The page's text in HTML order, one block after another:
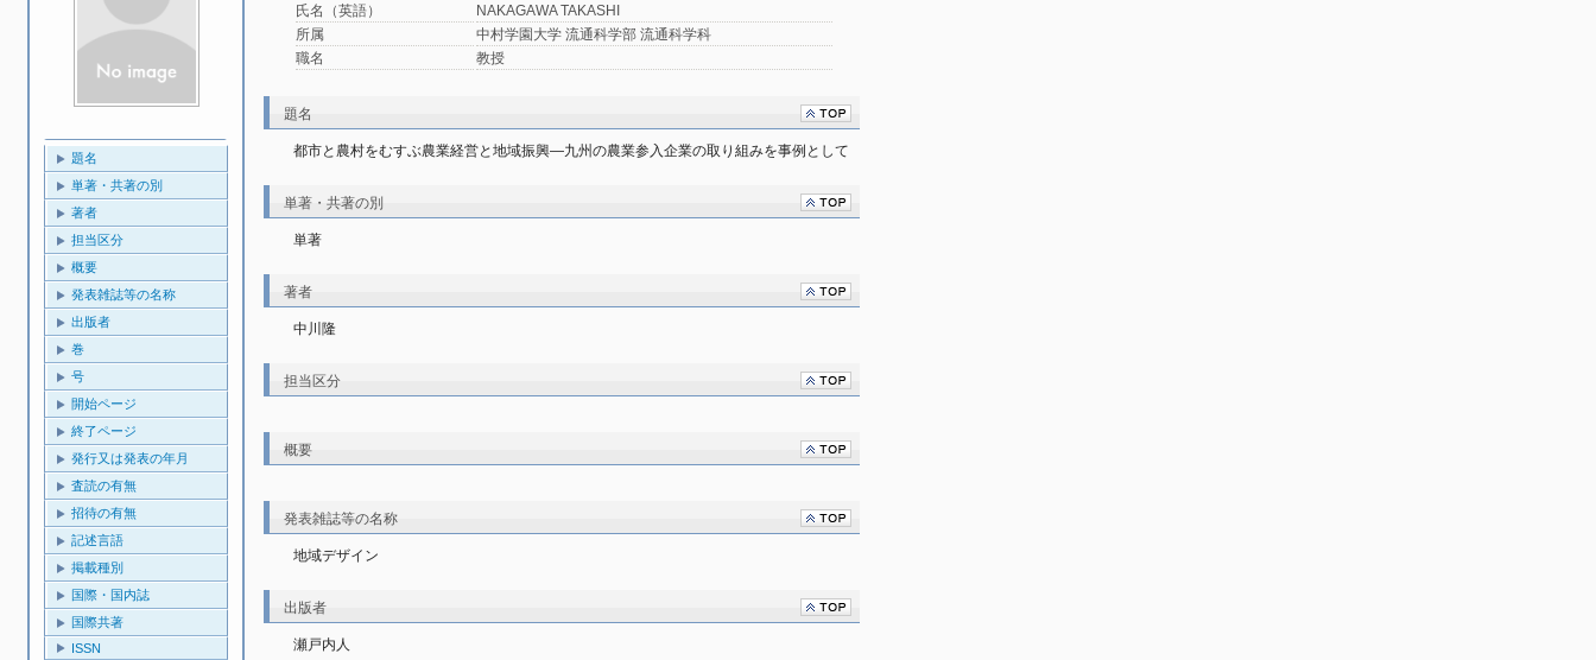
題名
単著・共著の別
著者
担当区分
概要
発表雑誌等の名称
出版者
巻
号
開始ページ
終了ページ
発行又は発表の年月
査読の有無
招待の有無
記述言語
掲載種別
国際・国内誌
国際共著
ISSN
氏名（英語）
NAKAGAWA TAKASHI
所属
中村学園大学 流通科学部 流通科学科
職名
教授
題名
都市と農村をむすぶ農業経営と地域振興―九州の農業参入企業の取り組みを事例として
単著・共著の別
単著
著者
中川隆
担当区分
概要
発表雑誌等の名称
地域デザイン
出版者
瀬戸内人